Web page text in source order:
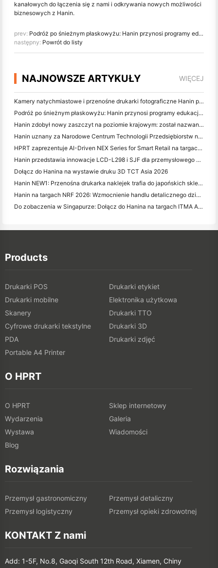
kanałowych do łączenia się z nami i odkrywania nowych możliwości
biznesowych z Hanin.
prev: Podróż po śnieżnym płaskowyżu: Hanin przynosi programy edukacji fotograficznej dla dzieci w Qamdo
następny: Powrót do listy
NAJNOWSZE ARTYKUŁY WIĘCEJ
Kamery natychmiastowe i przenośne drukarki fotograficzne Hanin przyciągają duże zainteresowanie na targach IEAE Shenzhen 2026
Podróż po śnieżnym płaskowyżu: Hanin przynosi programy edukacji fotograficznej dla dzieci w Qamdo
Hanin zdobył nowy zaszczyt na poziomie krajowym: został nazwany "2026 Made in China · Trusted Brand by Consumers"
Hanin uznany za Narodowe Centrum Technologii Przedsiębiorstw na rzecz Innowacji
HPRT zaprezentuje AI-Driven NEX Series for Smart Retail na targach CHINASHOP 2026
Hanin przedstawia innowacje LCD-L298 i SJF dla przemysłowego druku 3D na targach TCT Asia 2026
Dołącz do Hanina na wystawie druku 3D TCT Asia 2026
Hanin NEW1: Przenośna drukarka naklejek trafia do japońskich sklepów LOFT
Hanin na targach NRF 2026: Wzmocnienie handlu detalicznego dzięki inteligentnym rozwiązaniom drukującym
Do zobaczenia w Singapurze: Dołącz do Hanina na targach ITMA ASIA 2025, aby być świadkiem najnowszej technologii druku cyfrowego
Products
Drukarki POS
Drukarki etykiet
Drukarki mobilne
Elektronika użytkowa
Skanery
Drukarki TTO
Cyfrowe drukarki tekstylne
Drukarki 3D
PDA
Drukarki zdjęć
Portable A4 Printer
O HPRT
O HPRT
Sklep internetowy
Wydarzenia
Galeria
Wystawa
Wiadomości
Blog
Rozwiązania
Przemysł gastronomiczny
Przemysł detaliczny
Przemysł logistyczny
Przemysł opieki zdrowotnej
KONTAKT Z nami
Add: 1-5F, No.8, Gaoqi South 12th Road, Xiamen, Chiny